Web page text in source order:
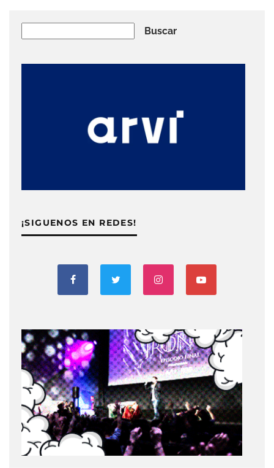
Buscar
¡SIGUENOS EN REDES!